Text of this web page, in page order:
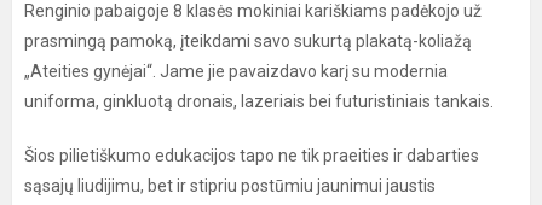
Renginio pabaigoje 8 klasės mokiniai kariškiams padėkojo už
prasmingą pamoką, įteikdami savo sukurtą plakatą-koliažą
„Ateities gynėjai“. Jame jie pavaizdavo karį su modernia
uniforma, ginkluotą dronais, lazeriais bei futuristiniais tankais.
Šios pilietiškumo edukacijos tapo ne tik praeities ir dabarties
sąsajų liudijimu, bet ir stipriu postūmiu jaunimui jaustis